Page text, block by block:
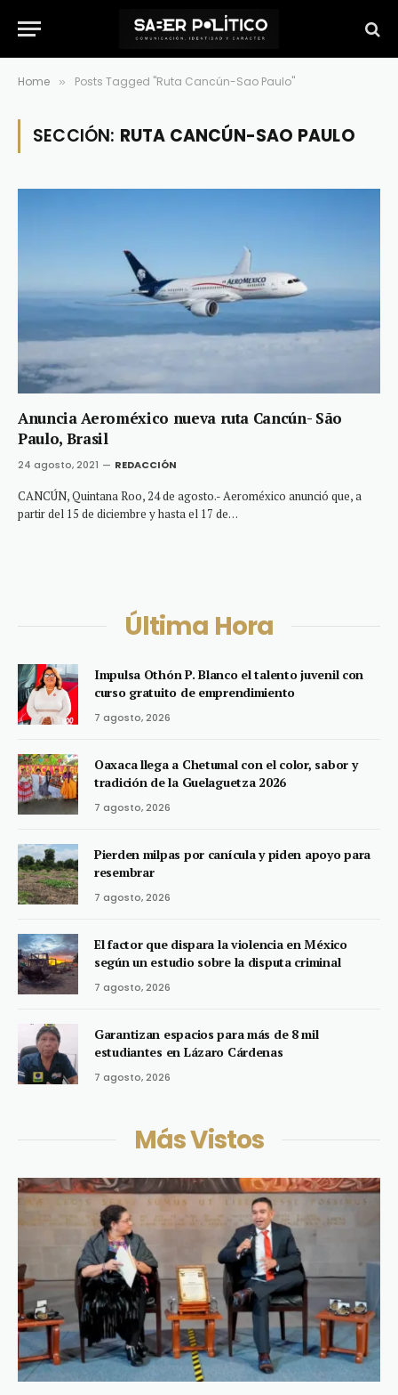
Home » Posts Tagged "Ruta Cancún-Sao Paulo"
SECCIÓN: RUTA CANCÚN-SAO PAULO
Anuncia Aeroméxico nueva ruta Cancún- São
Paulo, Brasil
24 agosto, 2021 REDACCIÓN
CANCÚN, Quintana Roo, 24 de agosto.- Aeroméxico anunció que, a
partir del 15 de diciembre y hasta el 17 de…
Última Hora
Impulsa Othón P. Blanco el talento juvenil con
curso gratuito de emprendimiento
7 agosto, 2026
Oaxaca llega a Chetumal con el color, sabor y
tradición de la Guelaguetza 2026
7 agosto, 2026
Pierden milpas por canícula y piden apoyo para
resembrar
7 agosto, 2026
El factor que dispara la violencia en México
según un estudio sobre la disputa criminal
7 agosto, 2026
Garantizan espacios para más de 8 mil
estudiantes en Lázaro Cárdenas
7 agosto, 2026
Más Vistos